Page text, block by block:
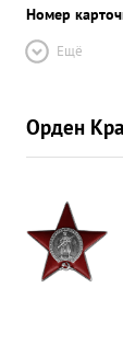
Номер
Ещё
Орден